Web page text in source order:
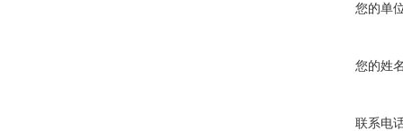
您的单
您的姓
联系电